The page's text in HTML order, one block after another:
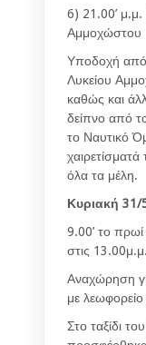
6) 21.00’
Αμμοχώστου
Υποδοχή από
Λυκείου
καθώς και
δείπνο από
το Ναυτικό
όλα τα μέλη.
Κυριακή 31/
9.00’ το
στις 13.00μ.μ.
Αναχώρηση
με
Στο ταξίδι